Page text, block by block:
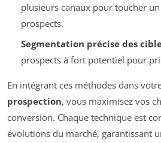
plusieurs canaux pour toucher
prospects.
Segmentation précise des
prospects à fort potentiel pour
En intégrant ces méthodes dans
prospection, vous maximisez vos
conversion. Chaque technique est
évolutions du marché, garantissant